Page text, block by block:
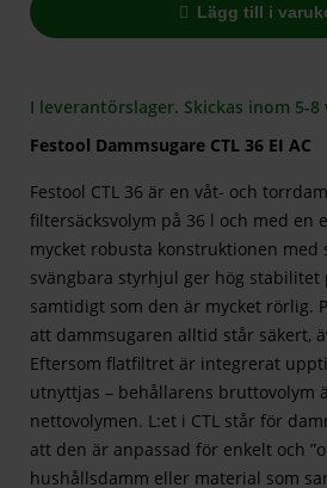
Lägg till i
I leverantörslager. Skickas inom 5-8
Festool Dammsugare CTL 36 EI AC
Festool CTL 36 är en våt- och
filtersäcksvolym på 36 l och med en
mycket robusta konstruktionen med
svängbara styrhjul ger hög stabilitet
samtidigt som den är mycket rörlig.
att dammsugaren alltid står säkert,
Eftersom flatfiltret är integrerat
utnyttjas – behållarens bruttovolym
nettovolymen. L:et i CTL står för
att den är anpassad för enkelt och
hushållsdamm eller material som